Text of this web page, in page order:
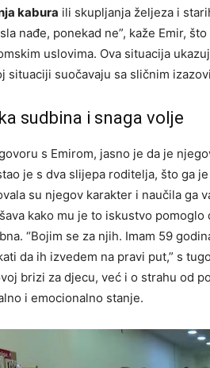
kabura ili skupljanja željeza i
nađe, ponekad ne”, kaže Emir,
uslovima. Ova situacija
situaciji suočavaju sa sličnim
sudbina i snaga volje
s Emirom, jasno je da je
je s dva slijepa roditelja, što ga
su njegov karakter i naučila ga
kako mu je to iskustvo
“Bojim se za njih. Imam 59
da ih izvedem na pravi put,” s
brizi za djecu, već i o strahu od
i emocionalno stanje.